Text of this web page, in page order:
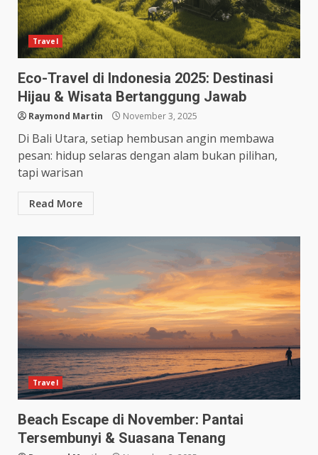
Travel
Eco-Travel di Indonesia 2025: Destinasi
Hijau & Wisata Bertanggung Jawab
Raymond Martin November 3, 2025
Di Bali Utara, setiap hembusan angin membawa
pesan: hidup selaras dengan alam bukan pilihan,
tapi warisan
Read More
Travel
Beach Escape di November: Pantai
Tersembunyi & Suasana Tenang